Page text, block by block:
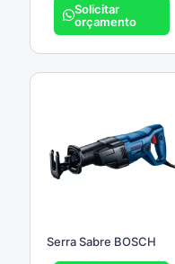
Solicitar
orçamento
Serra Sabre BOSCH